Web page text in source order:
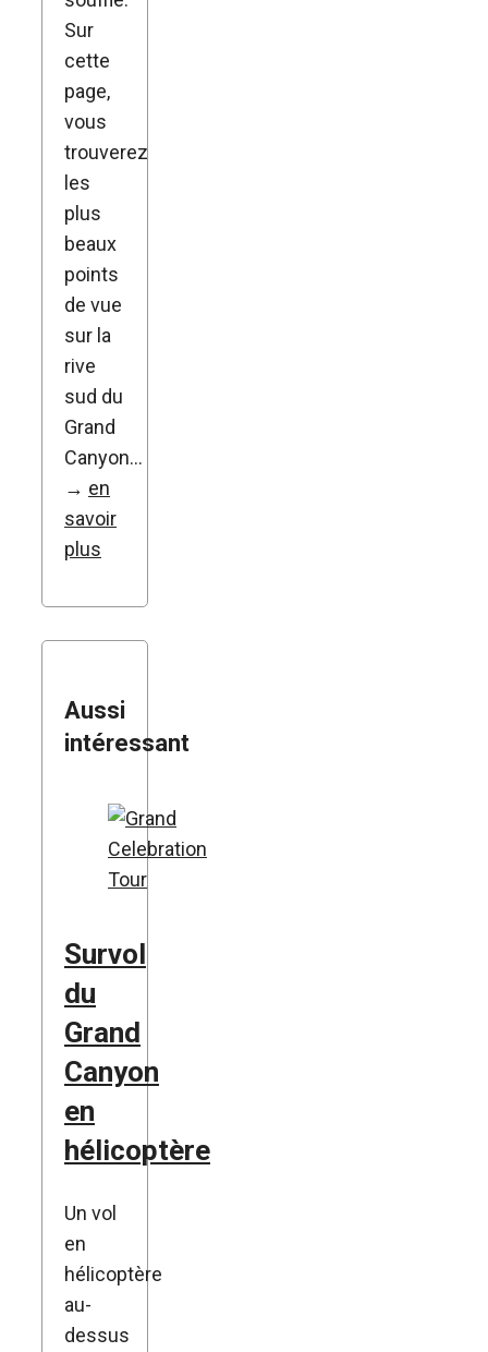
Sur
cette
page,
vous
trouverez
les
plus
beaux
points
de vue
sur la
rive
sud du
Grand
Canyon…
→ en
savoir
plus
Aussi
intéressant
Survol
du
Grand
Canyon
en
hélicoptère
Un vol
en
hélicoptère
au-
dessus